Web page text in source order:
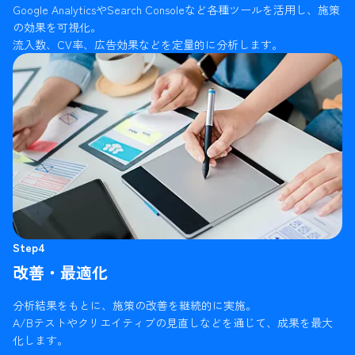
Google AnalyticsやSearch Consoleなど各種ツールを活用し、施策
の効果を可視化。
流入数、CV率、広告効果などを定量的に分析します。
Step4
改善・最適化
分析結果をもとに、施策の改善を継続的に実施。
A/Bテストやクリエイティブの見直しなどを通じて、成果を最大
化します。